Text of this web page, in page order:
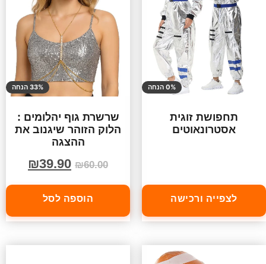
0% הנחה
תחפושת זוגית
אסטרונאוטים
לצפייה ורכישה
33% הנחה
שרשרת גוף יהלומים :
הלוק הזוהר שיגנוב את
ההצגה
₪60.00
₪39.90
הוספה לסל